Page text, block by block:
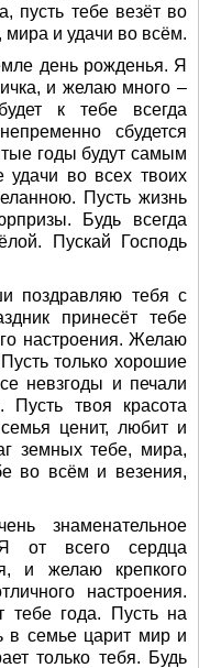
пусть тебе везёт во
мира и удачи во всём.
день рожденья. Я
и желаю много –
к тебе всегда
сбудется
годы будут самым
удачи во всех твоих
Пусть жизнь
Будь всегда
Пускай Господь
поздравляю тебя с
принесёт тебе
настроения. Желаю
только хорошие
невзгоды и печали
Пусть твоя красота
ценит, любит и
земных тебе, мира,
во всём и везения,
знаменательное
от всего сердца
и желаю крепкого
настроения.
тебе года. Пусть на
в семье царит мир и
только тебя. Будь